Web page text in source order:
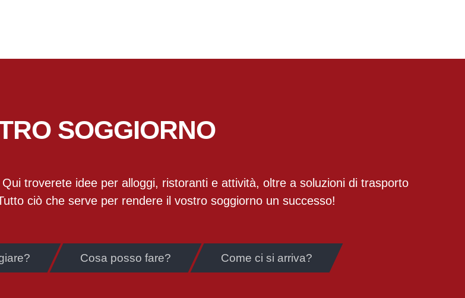
SOGGIORNO
troverete idee per alloggi, ristoranti e attività, oltre a soluzioni di trasporto
ciò che serve per rendere il vostro soggiorno un successo!
Cosa posso fare? Come ci si arriva?